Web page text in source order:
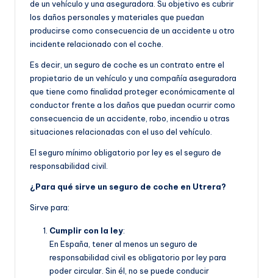
de un vehículo y una aseguradora. Su objetivo es cubrir
los daños personales y materiales que puedan
producirse como consecuencia de un accidente u otro
incidente relacionado con el coche.
Es decir, un seguro de coche es un contrato entre el
propietario de un vehículo y una compañía aseguradora
que tiene como finalidad proteger económicamente al
conductor frente a los daños que puedan ocurrir como
consecuencia de un accidente, robo, incendio u otras
situaciones relacionadas con el uso del vehículo.
El seguro mínimo obligatorio por ley es el seguro de
responsabilidad civil.
¿Para qué sirve un seguro de coche en Utrera?
Sirve para:
Cumplir con la ley:
En España, tener al menos un seguro de
responsabilidad civil es obligatorio por ley para
poder circular. Sin él, no se puede conducir